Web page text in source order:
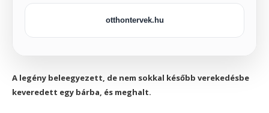
otthontervek.hu
A legény beleegyezett, de nem sokkal később verekedésbe
keveredett egy bárba, és meghalt.